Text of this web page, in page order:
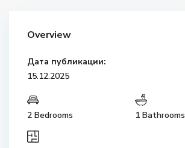
Overview
Дата публикации:
15.12.2025
2 Bedrooms 1 Bathrooms